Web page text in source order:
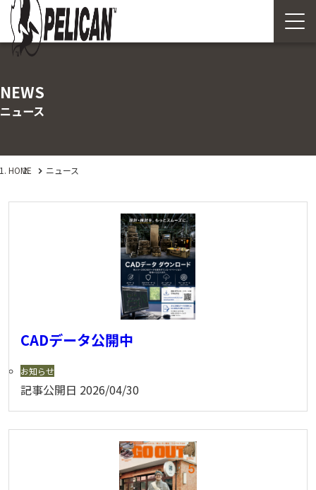
NEWS
ニュース
HOME ニュース
CADデータ公開中
お知らせ
記事公開日 2026/04/30